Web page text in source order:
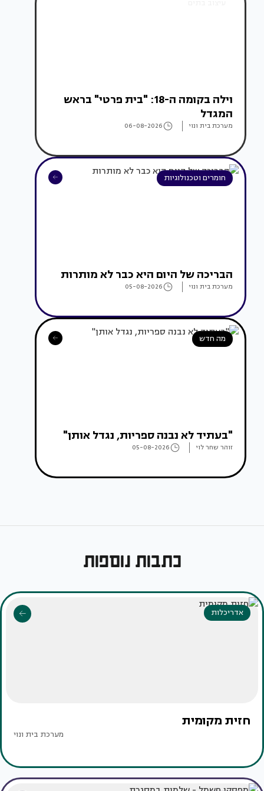
וילה בקומה ה-18: "בית פרטי" בראש
המגדל
מערכת בית ונוי 06-08-2026
חומרים וטכנולוגיות
הבריכה של היום היא כבר לא מותרות
מערכת בית ונוי 05-08-2026
מה חדש
"בעתיד לא נבנה ספריות, נגדל אותן"
זוהר שחר לוי 05-08-2026
כתבות נוספות
אדריכלות
חזית מקומית
מערכת בית ונוי